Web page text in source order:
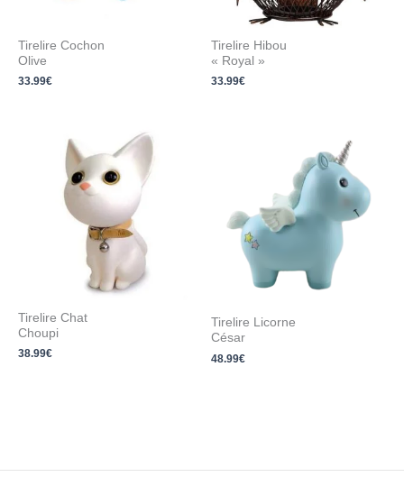
Tirelire Cochon
Olive
33.99€
Tirelire Hibou
« Royal »
33.99€
Tirelire Chat
Choupi
38.99€
Tirelire Licorne
César
48.99€